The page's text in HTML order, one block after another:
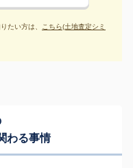
たい方は、 こちら(土地査定シミ
わる事情